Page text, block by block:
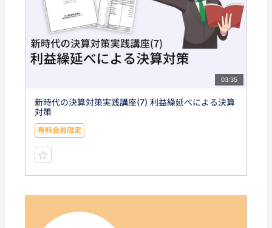
03:35
新時代の決算対策実践講座(7) 利益繰延べによる決算
対策
有料会員限定